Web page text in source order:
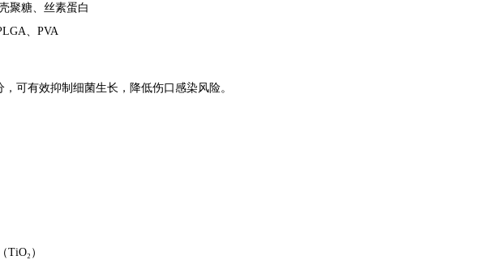
聚糖、丝素蛋白
、PVA
可有效抑制细菌生长，降低伤口感染风险。
）